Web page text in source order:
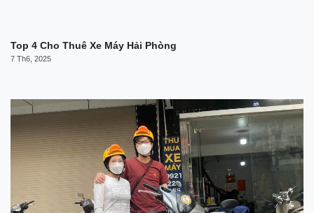
Top 4 Cho Thuê Xe Máy Hải Phòng
7 Th6, 2025